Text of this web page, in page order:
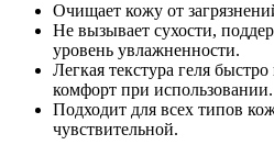
Очищает кожу от
Не вызывает сухости,
уровень увлажненности.
Легкая текстура геля
комфорт при использовании.
Подходит для всех типов
чувствительной.